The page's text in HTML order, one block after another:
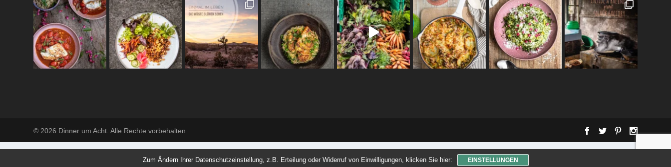
© 2026 Dinner um Acht. Alle Rechte vorbehalten
Zum Ändern Ihrer Datenschutzeinstellung, z.B. Erteilung oder Widerruf von Einwilligungen, klicken Sie hier: EINSTELLUNGEN